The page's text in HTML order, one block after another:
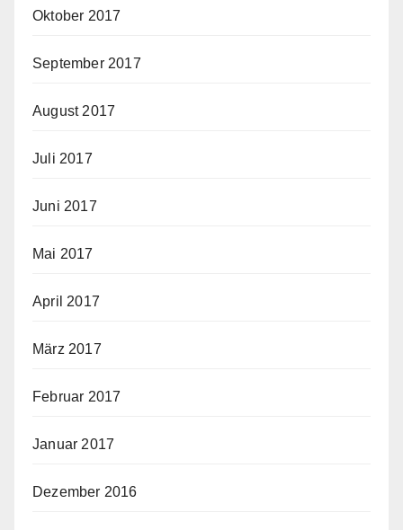
Oktober 2017
September 2017
August 2017
Juli 2017
Juni 2017
Mai 2017
April 2017
März 2017
Februar 2017
Januar 2017
Dezember 2016